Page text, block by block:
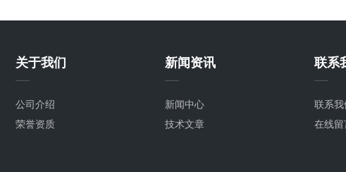
关于我们
公司介绍
荣誉资质
新闻资讯
新闻中心
技术文章
联系
联系我
在线留